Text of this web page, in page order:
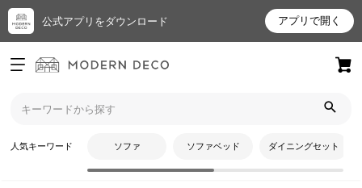
公式アプリをダウンロード アプリで開く
ログイン
新規会員登録
お
人気キーワード ソファ ソファベッド ダイニングセット
トップ ダイニングテーブル